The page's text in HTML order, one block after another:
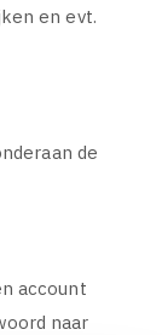
en evt.
de
account
naar